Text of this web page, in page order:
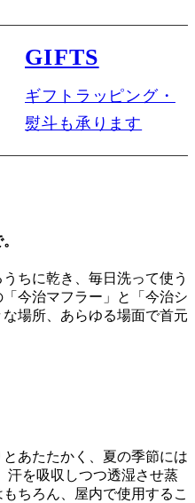
GIFTS
ギフトラッピング・
熨斗も承ります
ちに乾き、毎日洗って使う
今治マフラー」と「今治シ
場所、あらゆる場面で首元
あたたかく、夏の季節には
汗を吸収しつつ透湿させ蒸
ちろん、屋内で使用するこ